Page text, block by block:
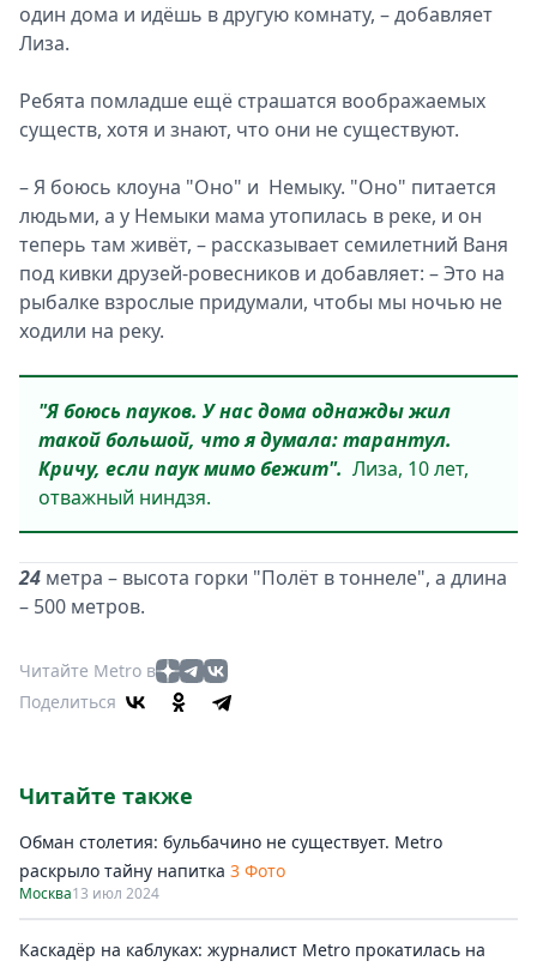
один дома и идёшь в другую комнату, – добавляет
Лиза.
Ребята помладше ещё страшатся воображаемых
существ, хотя и знают, что они не существуют.
– Я боюсь клоуна "Оно" и Немыку. "Оно" питается
людьми, а у Немыки мама утопилась в реке, и он
теперь там живёт, – рассказывает семилетний Ваня
под кивки друзей-ровесников и добавляет: – Это на
рыбалке взрослые придумали, чтобы мы ночью не
ходили на реку.
"Я боюсь пауков. У нас дома однажды жил
такой большой, что я думала: тарантул.
Кричу, если паук мимо бежит". Лиза, 10 лет,
отважный ниндзя.
24 метра – высота горки "Полёт в тоннеле", а длина
– 500 метров.
Читайте Metro в
Поделиться
Читайте также
Обман столетия: бульбачино не существует. Metro
раскрыло тайну напитка 3 Фото
Москва13 июл 2024
Каскадёр на каблуках: журналист Metro прокатилась на